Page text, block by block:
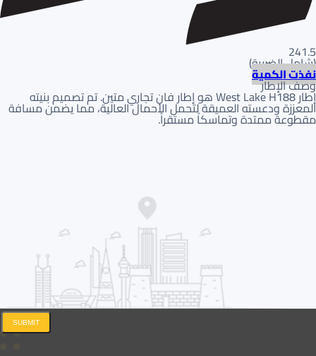
241.5
(شامل الضريبة)
نفذت الكمية
وصف الإطار
إطار West Lake H188 هو إطار فان تجاري متين. تم تصميم بنيته
المعززة ودعسته العميقة لتحمل الأحمال العالية، مما يضمن مسافة
مقطوعة ممتدة وتماسكاً مستقراً.
SUBMIT